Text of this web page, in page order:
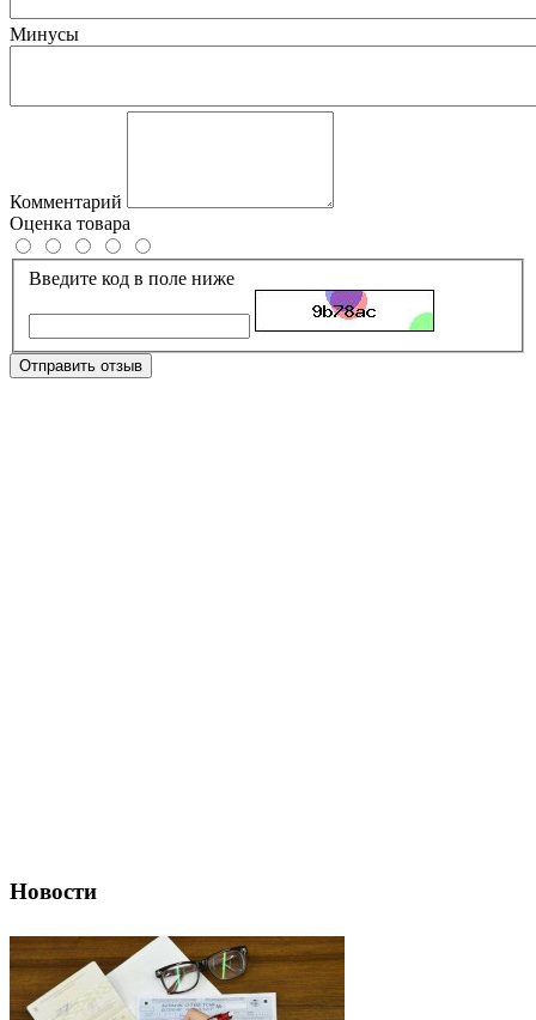
Минусы
Комментарий
Оценка товара
Введите код в поле ниже
Отправить отзыв
Новости